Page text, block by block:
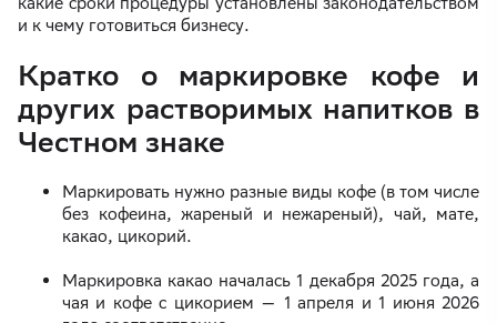
и к чему готовиться бизнесу.
Кратко о маркировке кофе и
других растворимых напитков в
Честном знаке
Маркировать нужно разные виды кофе (в том числе
без кофеина, жареный и нежареный), чай, мате,
какао, цикорий.
Маркировка какао началась 1 декабря 2025 года, а
чая и кофе с цикорием — 1 апреля и 1 июня 2026